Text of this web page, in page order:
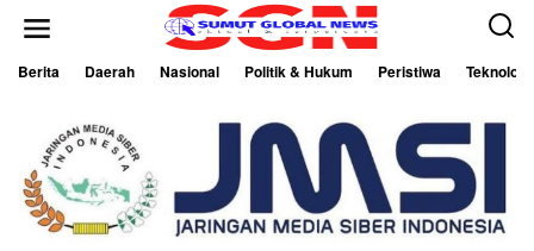
Berita Daerah Nasional Politik & Hukum Peristiwa Teknologi